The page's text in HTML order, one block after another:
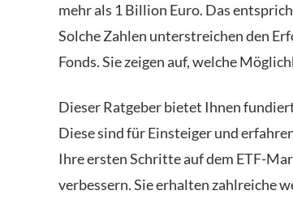
mehr als 1 Billion Euro. Das
Solche Zahlen unterstreichen den
Fonds. Sie zeigen auf, welche
Dieser Ratgeber bietet Ihnen
Diese sind für Einsteiger und
Ihre ersten Schritte auf dem ETF-
verbessern. Sie erhalten zahlreiche